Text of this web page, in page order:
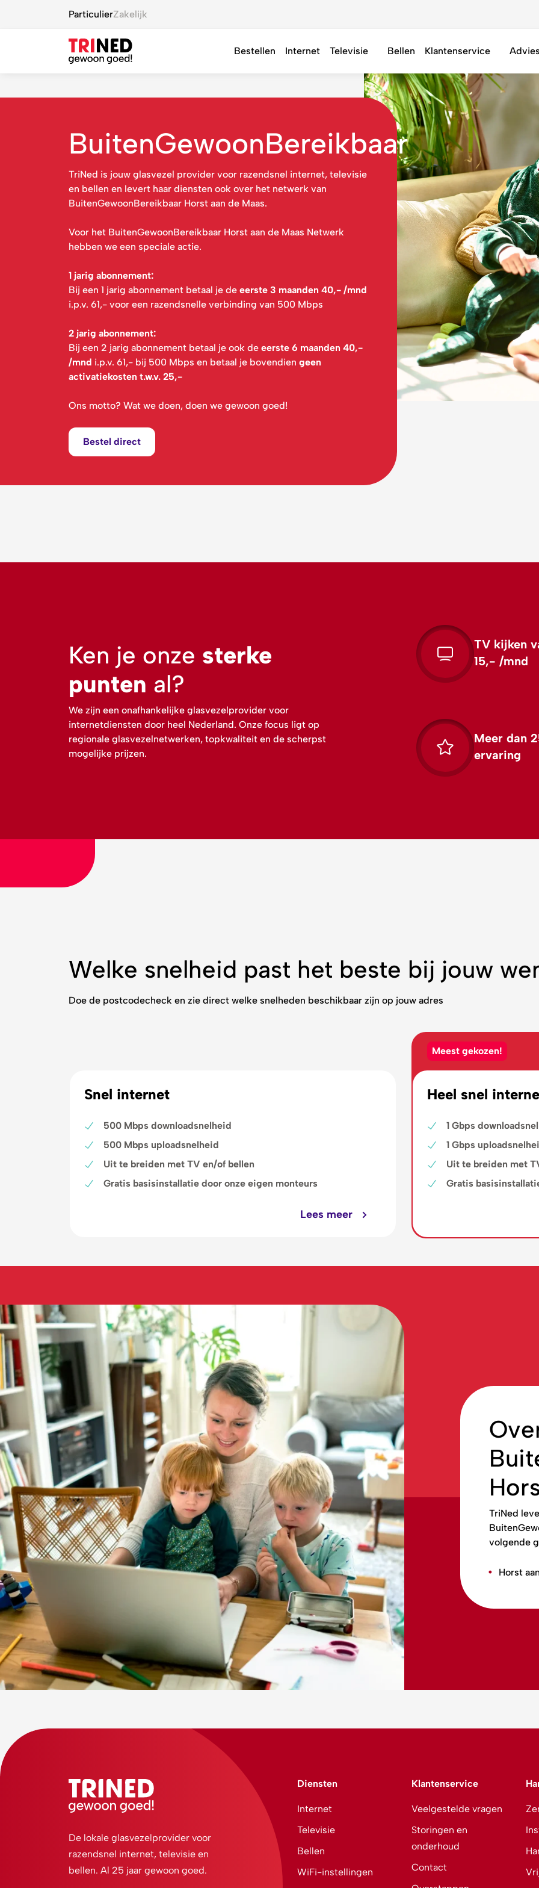
ParticulierZakelijk
Bestellen Internet Televisie Bellen Klantenservice
BuitenGewoonBereikbaar
TriNed is jouw glasvezel provider voor razendsnel internet, televisie
en bellen en levert haar diensten ook over het netwerk van
BuitenGewoonBereikbaar Horst aan de Maas.
Voor het BuitenGewoonBereikbaar Horst aan de Maas Netwerk
hebben we een speciale actie.
1 jarig abonnement:
Bij een 1 jarig abonnement betaal je de eerste 3 maanden 40,- /mnd
i.p.v. 61,- voor een razendsnelle verbinding van 500 Mbps
2 jarig abonnement:
Bij een 2 jarig abonnement betaal je ook de eerste 6 maanden 40,-
/mnd i.p.v. 61,- bij 500 Mbps en betaal je bovendien geen
activatiekosten t.w.v. 25,-
Ons motto? Wat we doen, doen we gewoon goed!
Bestel direct
Ken je onze sterke
punten al?
We zijn een onafhankelijke glasvezelprovider voor
internetdiensten door heel Nederland. Onze focus ligt op
regionale glasvezelnetwerken, topkwaliteit en de scherpst
mogelijke prijzen.
TV kijken
15,- /mnd
Meer dan
ervaring
Welke snelheid past het beste bij jouw
Doe de postcodecheck en zie direct welke snelheden beschikbaar zijn op jouw adres
Snel internet
500 Mbps downloadsnelheid
500 Mbps uploadsnelheid
Uit te breiden met TV en/of bellen
Gratis basisinstallatie door onze eigen monteurs
Lees meer
Meest gekozen!
Heel snel
1 Gbps
1 Gbps
Uit te breiden met
Gratis
TriNed
volgende
Horst
De lokale glasvezelprovider voor
razendsnel internet, televisie en
bellen. Al 25 jaar gewoon goed.
Diensten
Internet
Televisie
Bellen
WiFi-instellingen
Klantenservice
Veelgestelde vragen
Storingen en
onderhoud
Contact